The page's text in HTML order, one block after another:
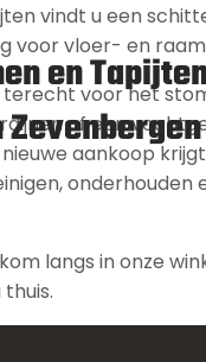
en
vindt u een
voor vloer- en
terecht voor het
of een
aankoop
onderhouden
langs in onze
thuis.